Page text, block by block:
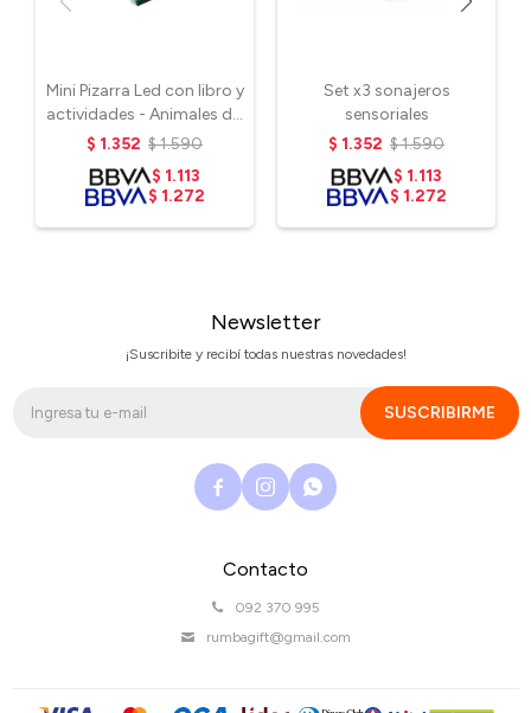
Mini Pizarra Led con libro y
actividades - Animales del
mundo
$ 1.352 $1.590
$ 1.113
$ 1.272
Set x3 sonajeros
sensoriales
$ 1.352 $1.590
$ 1.113
$ 1.272
Contacto
092 370 995
rumbagift@gmail.com
Newsletter
¡Suscribite y recibí todas nuestras novedades!
SUSCRIBIRME
  